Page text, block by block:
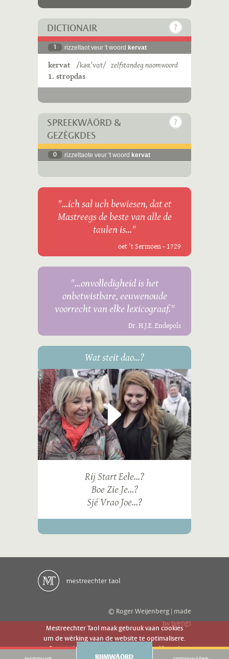
DICTIONAIR
1 rizzeltaot veur 't woord kervat
kervat /kəʀˈvɑt/ zelfstandeg naomwoord
1. stropdas
SPREEKWÄÖRD &
GEZÈGKDES
0 rizzeltaote veur 't woord kervat
"...ich sal uch bewiesen, dat et
Mastreegs de beste van alle de
taulen is..."
oet 't Sermoen - 1729
"...onvolledigheid is het
onbetwistbare, eeuwenoude
voorrecht van elke lexicograaf."
Dr. H.J.E. Endepols
Wat steit dao...?
Rij Start Eele...?
Boe Zie Je...?
Sjé Vrao Joe...?
© Roger Weijenberg | made
byivengi
RIJMWÄÖRD
Mestreechter Taol maak gebruuk vaan cookies
um de wèrking vaan de website te optimalisere.
Es geer de website gebruuk gaot g'r akkoord